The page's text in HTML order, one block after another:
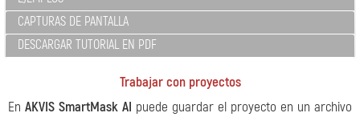
CAPTURAS DE PANTALLA
DESCARGAR TUTORIAL EN PDF
Trabajar con proyectos
En AKVIS SmartMask AI puede guardar el proyecto en un archivo